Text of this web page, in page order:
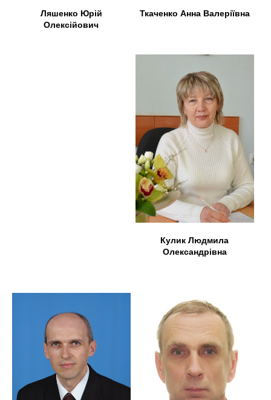
Ляшенко Юрій
Олексійович
Ткаченко Анна Валеріївна
Кулик Людмила
Олександрівна